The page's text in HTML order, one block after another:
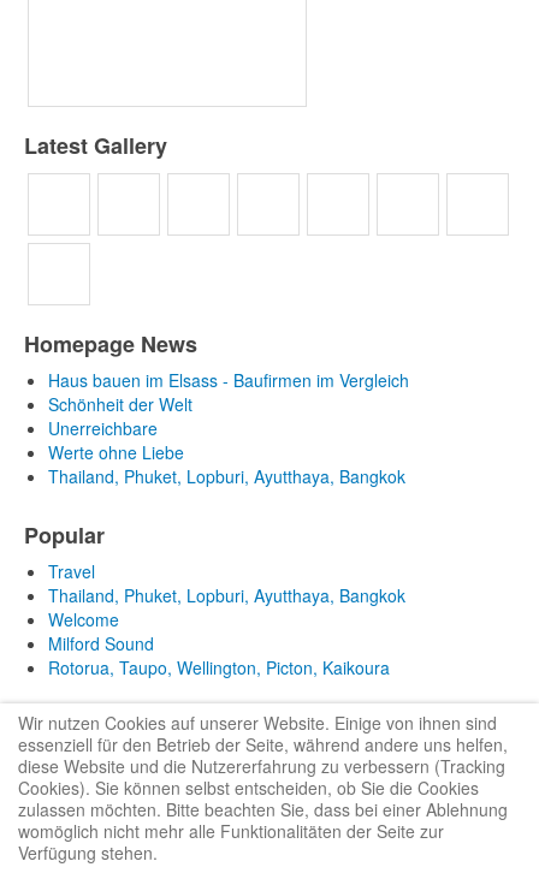
Latest Gallery
Homepage News
Haus bauen im Elsass - Baufirmen im Vergleich
Schönheit der Welt
Unerreichbare
Werte ohne Liebe
Thailand, Phuket, Lopburi, Ayutthaya, Bangkok
Popular
Travel
Thailand, Phuket, Lopburi, Ayutthaya, Bangkok
Welcome
Milford Sound
Rotorua, Taupo, Wellington, Picton, Kaikoura
Bootstrap is a front-end framework of Twitter, Inc. Code licensed underMIT
License.
Wir nutzen Cookies auf unserer Website. Einige von ihnen sind
essenziell für den Betrieb der Seite, während andere uns helfen,
diese Website und die Nutzererfahrung zu verbessern (Tracking
Cookies). Sie können selbst entscheiden, ob Sie die Cookies
zulassen möchten. Bitte beachten Sie, dass bei einer Ablehnung
womöglich nicht mehr alle Funktionalitäten der Seite zur
Verfügung stehen.